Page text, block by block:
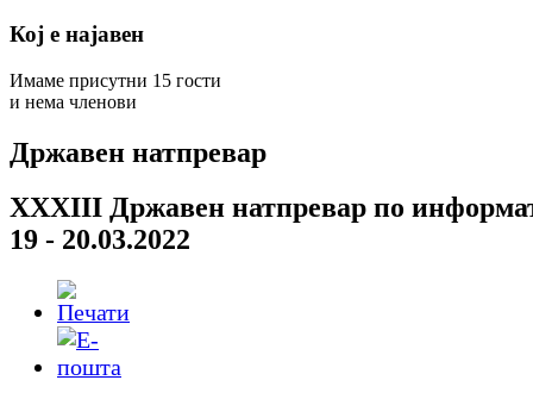
Кој е најавен
Имаме присутни 15 гости
и нема членови
Државен натпревар
XXXIII Државен натпревар по
19 - 20.03.2022